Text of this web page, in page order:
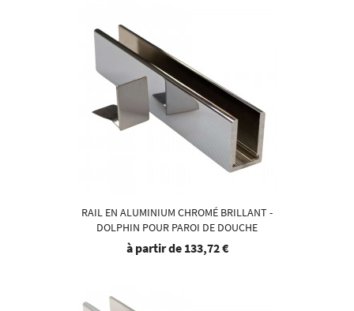
RAIL EN ALUMINIUM CHROMÉ BRILLANT -
DOLPHIN POUR PAROI DE DOUCHE
à partir de 133,72 €